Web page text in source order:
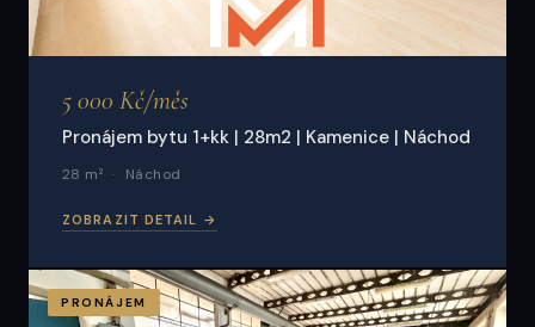
5 000 Kč/měs
Pronájem bytu 1+kk | 28m2 | Kamenice | Náchod
28 m² Náchod
ZOBRAZIT DETAIL →
PRONÁJEM